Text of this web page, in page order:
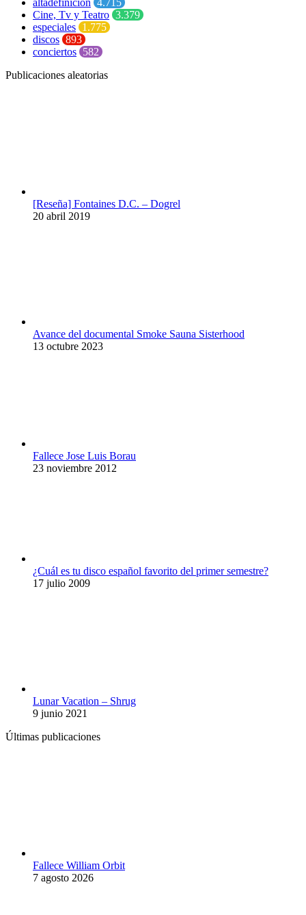
altadefinición 4.715
Cine, Tv y Teatro 3.379
especiales 1.775
discos 893
conciertos 582
Publicaciones aleatorias
[Reseña] Fontaines D.C. – Dogrel
20 abril 2019
Avance del documental Smoke Sauna Sisterhood
13 octubre 2023
Fallece Jose Luis Borau
23 noviembre 2012
¿Cuál es tu disco español favorito del primer semestre?
17 julio 2009
Lunar Vacation – Shrug
9 junio 2021
Últimas publicaciones
Fallece William Orbit
7 agosto 2026